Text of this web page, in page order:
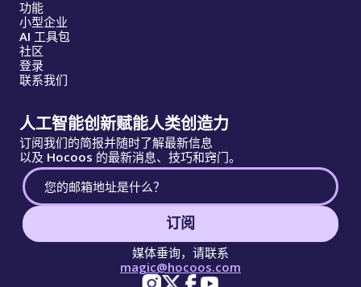
功能
小型企业
AI 工具包
社区
登录
联系我们
人工智能创新赋能人类创造力
订阅我们的简报并随时了解最新信息
以及 Hocoos 的最新消息、技巧和窍门。
订阅
媒体垂询，请联系
magic@hocoos.com